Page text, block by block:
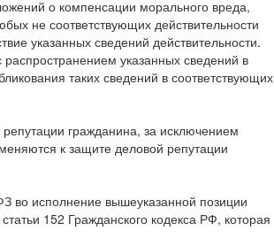
о компенсации морального вреда,
не соответствующих действительности
указанных сведений действительности.
указанных сведений в
таких сведений в соответствующих
гражданина, за исключением
к защите деловой репутации
во исполнение вышеуказанной позиции
152 Гражданского кодекса РФ, которая